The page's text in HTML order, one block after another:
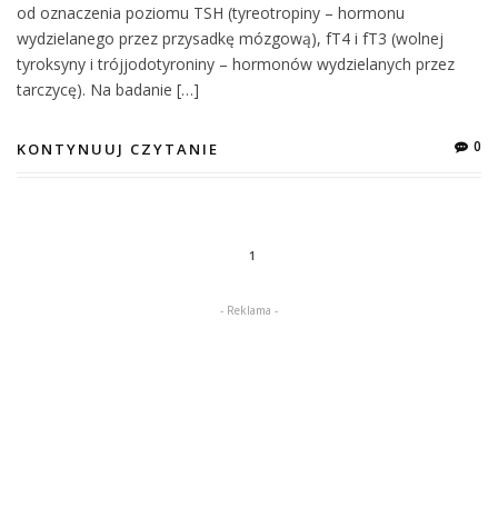
od oznaczenia poziomu TSH (tyreotropiny – hormonu
wydzielanego przez przysadkę mózgową), fT4 i fT3 (wolnej
tyroksyny i trójjodotyroniny – hormonów wydzielanych przez
tarczycę). Na badanie […]
KONTYNUUJ CZYTANIE 0
1
- Reklama -